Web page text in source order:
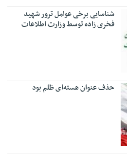
شناسایی برخی عوامل ترور شهید
فخری زاده توسط وزارت اطلاعات
حذف عنوان هسته‌ای ظلم بود